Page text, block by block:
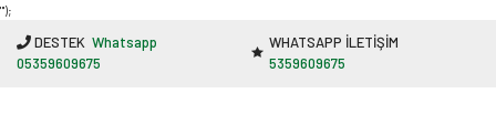
"');
DESTEK Whatsapp
05359609675
WHATSAPP İLETİŞİM
5359609675